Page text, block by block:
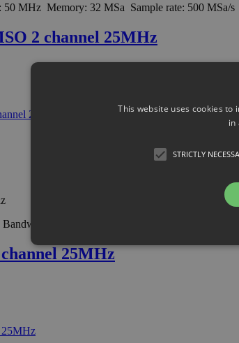
50 MHz Memory: 32 MSa Sample rate: 500 MSa/
2 channel 25MHz
Bandwidth: 25 MHz Memory: 48 kSa Sample rate:
25MHz
This website uses cookies to
in
STRICTLY